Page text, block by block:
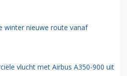
winter nieuwe route vanaf
vlucht met Airbus A350-900 uit